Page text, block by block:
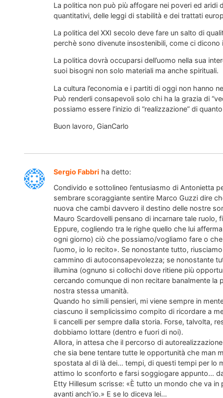
La politica non può più affogare nei poveri ed
quantitativi, delle leggi di stabilità e dei trattati
La politica del XXI secolo deve fare un salto di
perchè sono divenute insostenibili, come ci dicono i
La politica dovrà occuparsi dell’uomo nella sua
suoi bisogni non solo materiali ma anche spirituali.
La cultura l’economia e i partiti di oggi non hanno
Può renderli consapevoli solo chi ha la grazia di
possiamo essere l’inizio di “realizzazione” di
Buon lavoro, GianCarlo
Sergio Fabbri ha detto:
Condivido e sottolineo l’entusiasmo di Antonietta
sembrare scoraggiante sentire Marco Guzzi dire
nuova che cambi davvero il destino delle nostre
Mauro Scardovelli pensano di incarnare tale ruolo,
Eppure, cogliendo tra le righe quello che lui
ogni giorno) ciò che possiamo/vogliamo fare o
l’uomo, io lo recito». Se nonostante tutto,
cammino di autoconsapevolezza; se nonostante
illumina (ognuno si collochi dove ritiene più
cercando comunque di non recitare banalmente
nostra stessa umanità.
Quando ho simili pensieri, mi viene sempre in
ciascuno il semplicissimo compito di ricordare a
li cancelli per sempre dalla storia. Forse, talvolta,
dobbiamo lottare (dentro e fuori di noi).
Allora, in attesa che il percorso di
che sia bene tentare tutte le opportunità che man
spostata al di là dei… tempi, di questi tempi per lo
attimo lo sconforto e farsi soggiogare appunto…
Etty Hillesum scrisse: «È tutto un mondo che va
avanti anch’io.» E se lo diceva lei…